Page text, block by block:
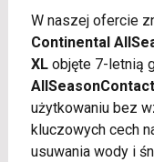
W naszej ofercie
Continental
XLobjęte 7-letnią
użytkowaniu bez
kluczowych cech
usuwania wody i